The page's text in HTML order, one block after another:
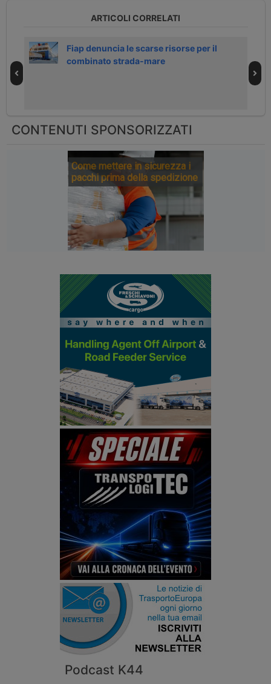
Podcast K44
ARTICOLI CORRELATI
Fiap denuncia le scarse risorse per il
combinato strada-mare
CONTENUTI SPONSORIZZATI
Come mettere in sicurezza i
pacchi prima della spedizione